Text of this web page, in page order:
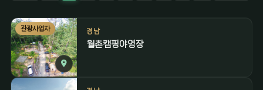
관광사업자 경남
월촌캠핑야영장